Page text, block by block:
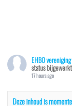
EHBO
status
17 hours ago
Deze inhoud is